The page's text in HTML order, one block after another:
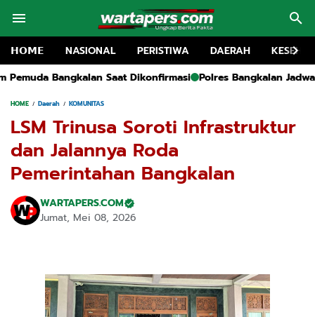
𝗛𝗢𝗠𝗘 NASIONAL PERISTIWA DAERAH
Polres Bangkalan Jadwalkan Pemanggilan Pihak
HOME Daerah KOMUNITAS
LSM Trinusa Soroti Infrastruktur
dan Jalannya Roda
Pemerintahan Bangkalan
WARTAPERS.COM
Jumat, Mei 08, 2026